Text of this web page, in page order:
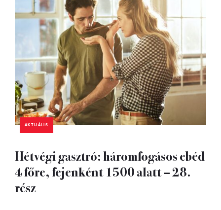
AKTUÁLIS
Hétvégi gasztró: háromfogásos ebéd
4 főre, fejenként 1500 alatt – 28.
rész